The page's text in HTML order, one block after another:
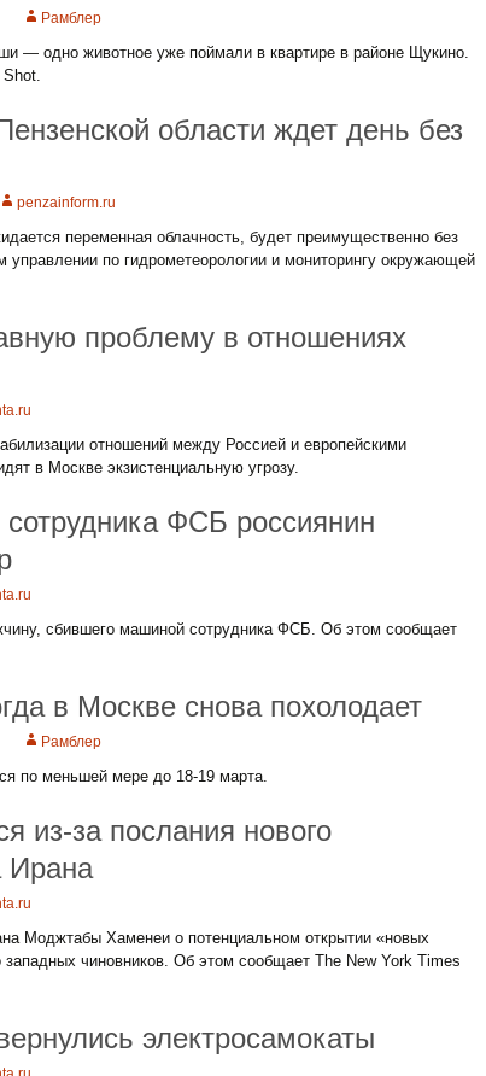
Рамблер
— одно животное уже поймали в квартире в районе Щукино.
области ждет день без
penzainform.ru
переменная облачность, будет преимущественно без
по гидрометеорологии и мониторингу окружающей
проблему в отношениях
отношений между Россией и европейскими
в Москве экзистенциальную угрозу.
ФСБ россиянин
сбившего машиной сотрудника ФСБ. Об этом сообщает
в Москве снова похолодает
Рамблер
по меньшей мере до 18-19 марта.
из-за послания нового
Ирана
Моджтабы Хаменеи о потенциальном открытии «новых
чиновников. Об этом сообщает The New York Times
электросамокаты